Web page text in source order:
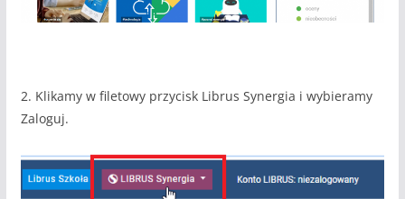
2. Klikamy w filetowy przycisk Librus Synergia i wybieramy
Zaloguj.